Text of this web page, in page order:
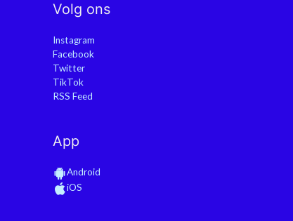
Volg ons
Instagram
Facebook
Twitter
TikTok
RSS Feed
App
Android
iOS